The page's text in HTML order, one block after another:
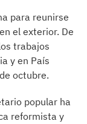
para reunirse
el exterior. De
trabajos
y en País
octubre.
popular ha
reformista y